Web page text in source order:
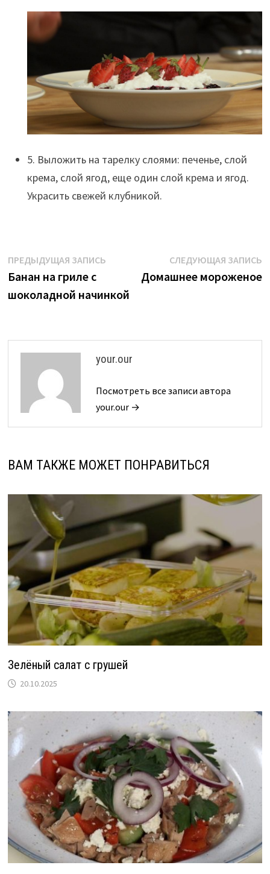
5. Выложить на тарелку слоями: печенье, слой
крема, слой ягод, еще один слой крема и ягод.
Украсить свежей клубникой.
Навигация
по
записям
ПРЕДЫДУЩАЯ ЗАПИСЬПредыдущая
Банан на гриле с
шоколадной начинкой
СЛЕДУЮЩАЯ ЗАПИСЬ
Домашнее мороженое
your.our
Посмотреть все записи автора
your.our →
ВАМ ТАКЖЕ МОЖЕТ ПОНРАВИТЬСЯ
Зелёный салат с грушей
20.10.2025